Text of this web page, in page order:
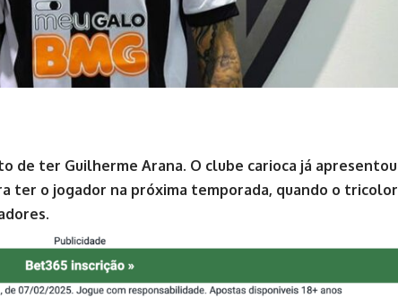
de ter Guilherme Arana. O clube carioca já apresentou
ter o jogador na próxima temporada, quando o tricolor